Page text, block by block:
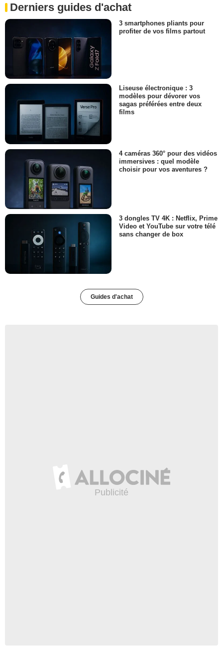
Derniers guides d'achat
3 smartphones pliants pour
profiter de vos films partout
Liseuse électronique : 3
modèles pour dévorer vos
sagas préférées entre deux
films
4 caméras 360° pour des vidéos
immersives : quel modèle
choisir pour vos aventures ?
3 dongles TV 4K : Netflix, Prime
Video et YouTube sur votre télé
sans changer de box
Guides d'achat